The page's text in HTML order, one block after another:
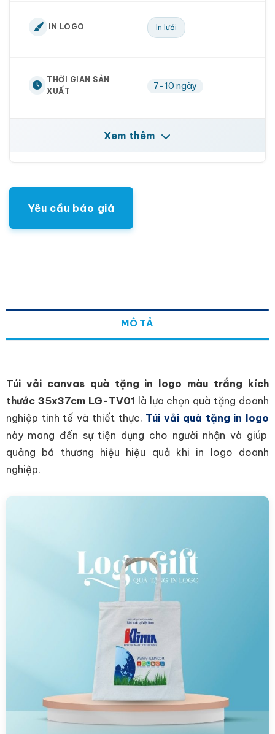
IN LOGO In lưới
THỜI GIAN SẢN
XUẤT
7-10 ngày
Xem thêm
Yêu cầu báo giá
MÔ TẢ
Túi vải canvas quà tặng in logo màu trắng kích
thước 35x37cm LG-TV01 là lựa chọn quà tặng doanh
nghiệp tinh tế và thiết thực. Túi vải quà tặng in logo
này mang đến sự tiện dụng cho người nhận và giúp
quảng bá thương hiệu hiệu quả khi in logo doanh
nghiệp.